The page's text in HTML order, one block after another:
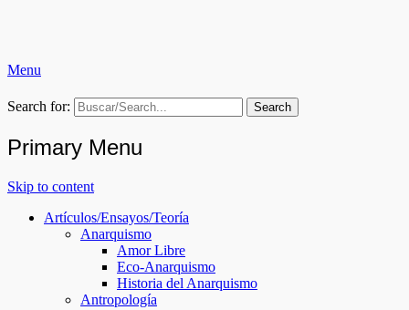
Menu
Ruptura Colectiva (RC)
Search for:
Primary Menu
Skip to content
Artículos/Ensayos/Teoría
Anarquismo
Amor Libre
Eco-Anarquismo
Historia del Anarquismo
Antropología